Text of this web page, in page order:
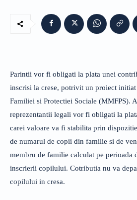
Parintii vor fi obligati la plata unei
inscrisi la crese, potrivit un proiect
Familiei si Protectiei Sociale (MMFPS).
reprezentantii legali vor fi obligati la
carei valoare va fi stabilita prin
de numarul de copii din familie si de
membru de familie calculat pe perioada
inscrierii copilului. Cotributia nu va
copilului in cresa.